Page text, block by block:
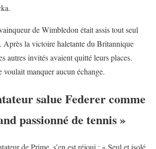
de Wimbledon était assis tout seul
Après la victoire haletante du Britannique
autres invités avaient quitté leurs places.
voulait manquer aucun échange.
salue Federer comme
passionné de tennis »
de Prime, s’en est réjoui : « Seul et isolé.